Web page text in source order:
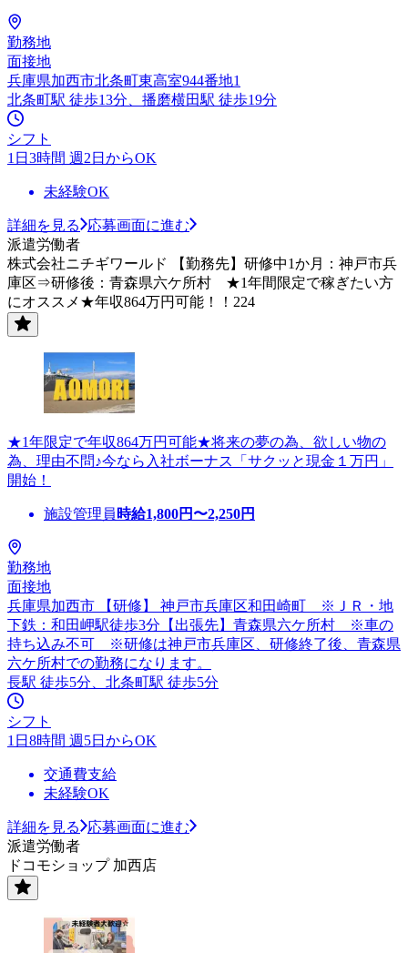
勤務地
面接地
兵庫県加西市北条町東高室944番地1
北条町駅 徒歩13分、播磨横田駅 徒歩19分
シフト
1日3時間 週2日からOK
未経験OK
詳細を見る
応募画面に進む
派遣労働者
株式会社ニチギワールド 【勤務先】研修中1か月：神戸市兵
庫区⇒研修後：青森県六ケ所村 ★1年間限定で稼ぎたい方
にオススメ★年収864万円可能！！224
★1年限定で年収864万円可能★将来の夢の為、欲しい物の
為、理由不問♪今なら入社ボーナス「サクッと現金１万円」
開始！
施設管理員 時給1,800円〜2,250円
勤務地
面接地
兵庫県加西市 【研修】 神戸市兵庫区和田崎町 ※ＪＲ・地
下鉄：和田岬駅徒歩3分【出張先】青森県六ケ所村 ※車の
持ち込み不可 ※研修は神戸市兵庫区、研修終了後、青森県
六ケ所村での勤務になります。
長駅 徒歩5分、北条町駅 徒歩5分
シフト
1日8時間 週5日からOK
交通費支給
未経験OK
詳細を見る
応募画面に進む
派遣労働者
ドコモショップ 加西店